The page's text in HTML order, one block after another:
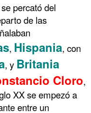
percató del
de las
, Hispania, con
, y Britania
Cloro,
XX se empezó a
entre un